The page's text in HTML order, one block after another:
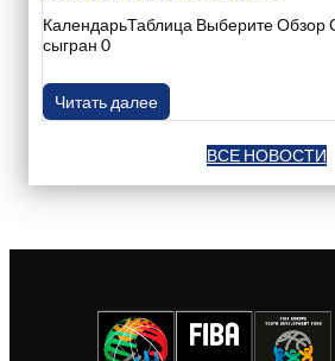
КалендарьТаблица Выберите Обзор
сыгран 0
Читать далее
ВСЕ НОВОСТИ